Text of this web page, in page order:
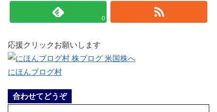
0
応援クリックお願いします
にほんブログ村
合わせてどうぞ